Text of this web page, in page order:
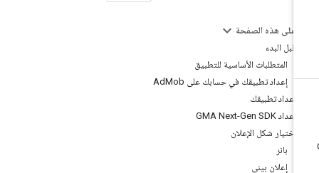
على هذه الصفحة
قبل البدء
المتطلبات الأساسية للتطبيق
إعداد تطبيقك في حسابك على AdMob
إعداد تطبيقك
اختيار شكل الإعلان
إعلان بيني